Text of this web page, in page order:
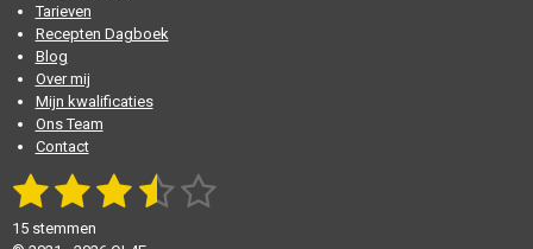
Tarieven
Recepten Dagboek
Blog
Over mij
Mijn kwalificaties
Ons Team
Contact
R
t
1
s
2
s
3
s
4 5
15 stemmen